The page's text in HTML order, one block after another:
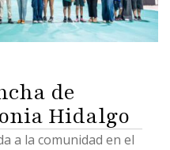
de
Hidalgo
a la comunidad en el